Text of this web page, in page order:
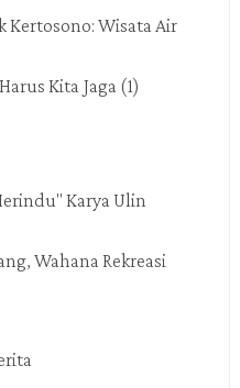
Kertosono: Wisata Air
Kita Jaga (1)
Karya Ulin
Wahana Rekreasi